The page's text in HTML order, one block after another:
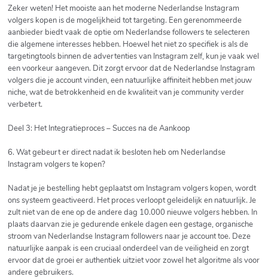
Zeker weten! Het mooiste aan het moderne Nederlandse Instagram
volgers kopen is de mogelijkheid tot targeting. Een gerenommeerde
aanbieder biedt vaak de optie om Nederlandse followers te selecteren
die algemene interesses hebben. Hoewel het niet zo specifiek is als de
targetingtools binnen de advertenties van Instagram zelf, kun je vaak wel
een voorkeur aangeven. Dit zorgt ervoor dat de Nederlandse Instagram
volgers die je account vinden, een natuurlijke affiniteit hebben met jouw
niche, wat de betrokkenheid en de kwaliteit van je community verder
verbetert.
Deel 3: Het Integratieproces – Succes na de Aankoop
6. Wat gebeurt er direct nadat ik besloten heb om Nederlandse
Instagram volgers te kopen?
Nadat je je bestelling hebt geplaatst om Instagram volgers kopen, wordt
ons systeem geactiveerd. Het proces verloopt geleidelijk en natuurlijk. Je
zult niet van de ene op de andere dag 10.000 nieuwe volgers hebben. In
plaats daarvan zie je gedurende enkele dagen een gestage, organische
stroom van Nederlandse Instagram followers naar je account toe. Deze
natuurlijke aanpak is een cruciaal onderdeel van de veiligheid en zorgt
ervoor dat de groei er authentiek uitziet voor zowel het algoritme als voor
andere gebruikers.